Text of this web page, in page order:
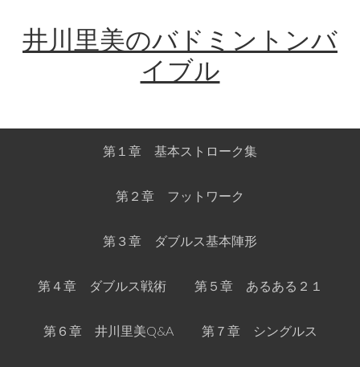
links
primary
content
primary
井川里美のバドミントンバ
イブル
第１章 基本ストローク集
第２章 フットワーク
第３章 ダブルス基本陣形
第４章 ダブルス戦術 第５章 あるある２１
第６章 井川里美Q&A 第７章 シングルス